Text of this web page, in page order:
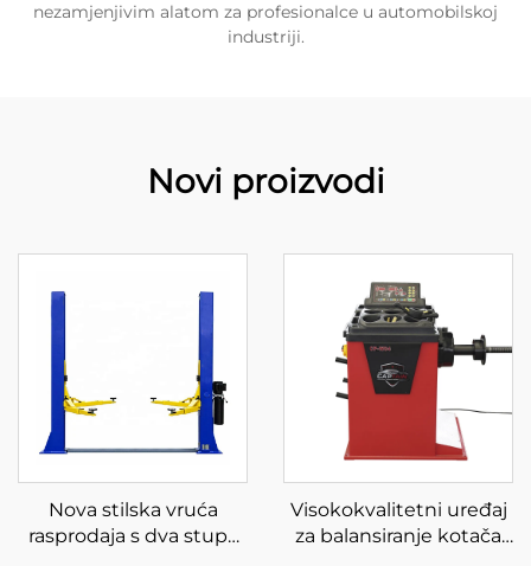
nezamjenjivim alatom za profesionalce u automobilskoj
industriji.
Novi proizvodi
Nova stilska vruća
rasprodaja s dva stupa
Visokokvalitetni uređaj
za balansiranje kotača